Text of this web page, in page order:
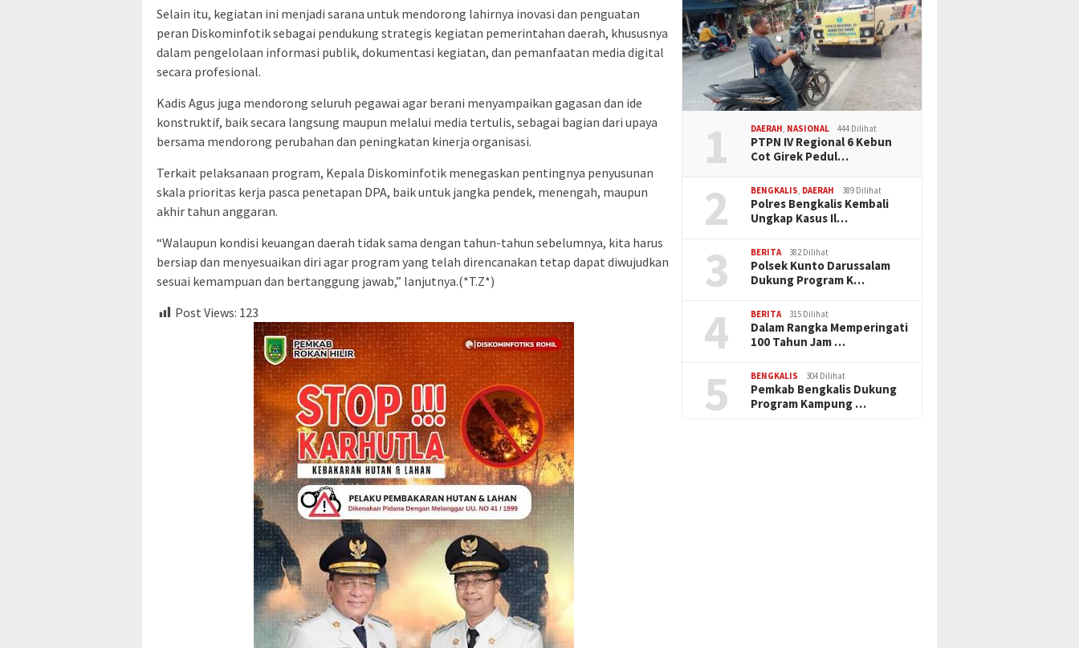
Selain itu, kegiatan ini menjadi sarana untuk mendorong lahirnya inovasi dan penguatan
peran Diskominfotik sebagai pendukung strategis kegiatan pemerintahan daerah, khususnya
dalam pengelolaan informasi publik, dokumentasi kegiatan, dan pemanfaatan media digital
secara profesional.
Kadis Agus juga mendorong seluruh pegawai agar berani menyampaikan gagasan dan ide
konstruktif, baik secara langsung maupun melalui media tertulis, sebagai bagian dari upaya
bersama mendorong perubahan dan peningkatan kinerja organisasi.
Terkait pelaksanaan program, Kepala Diskominfotik menegaskan pentingnya penyusunan
skala prioritas kerja pasca penetapan DPA, baik untuk jangka pendek, menengah, maupun
akhir tahun anggaran.
“Walaupun kondisi keuangan daerah tidak sama dengan tahun-tahun sebelumnya, kita harus
bersiap dan menyesuaikan diri agar program yang telah direncanakan tetap dapat diwujudkan
sesuai kemampuan dan bertanggung jawab,” lanjutnya.(*T.Z*)
Post Views: 123
1 DAERAH, NASIONAL 444 Dilihat
PTPN IV Regional 6 Kebun
Cot Girek Pedul…
2 BENGKALIS, DAERAH 389 Dilihat
Polres Bengkalis Kembali
Ungkap Kasus Il…
3 BERITA 382 Dilihat
Polsek Kunto Darussalam
Dukung Program K…
4 BERITA 315 Dilihat
Dalam Rangka Memperingati
100 Tahun Jam …
5 BENGKALIS 304 Dilihat
Pemkab Bengkalis Dukung
Program Kampung …